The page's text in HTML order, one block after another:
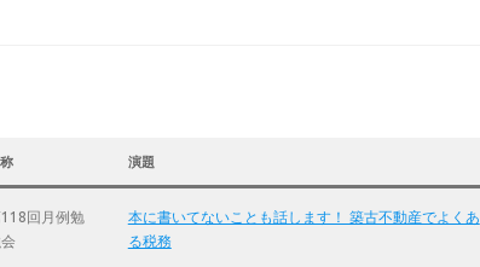
演題
回月例勉
本に書いてないことも話します！ 築古不動産でよくあ
る税務